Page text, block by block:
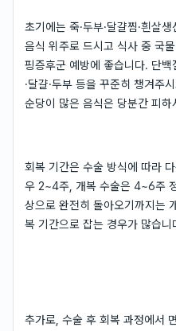
초기에는 죽·두부·달걀찜·흰살
음식 위주로 드시고 식사 중 국
핑증후군 예방에 좋습니다. 단
·달걀·두부 등을 꾸준히 챙겨주
순당이 많은 음식은 당분간 피하
회복 기간은 수술 방식에 따라
우 2~4주, 개복 수술은 4~6주
상으로 완전히 돌아오기까지는
복 기간으로 잡는 경우가 많습니
추가로, 수술 후 회복 과정에서